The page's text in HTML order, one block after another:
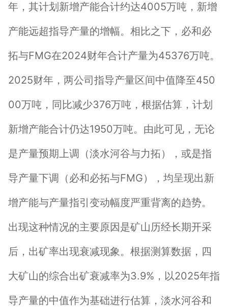
年，其计划新增产能合计约达4005万吨，新增
产能远超指导产量的增幅。相比之下，必和必
拓与FMG在2024财年合计产量为45376万吨。
2025财年，两公司指导产量区间中值降至450
00万吨，同比减少376万吨，根据估算，计划
新增产能合计仍达1950万吨。由此可见，无论
是产量预期上调（淡水河谷与力拓），或是指
导产量下调（必和必拓与FMG），均呈现出新
增产能与产量指引变动幅度严重背离的趋势。
出现这种情况的主要原因是矿山历经长期开采
后，出矿率出现衰减现象。根据测算数据，四
大矿山的综合出矿衰减率为3.9%，以2025年指
导产量的中值作为基础进行估算，淡水河谷和